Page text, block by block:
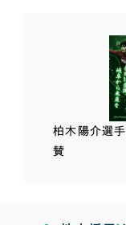
柏木陽介選手
賛